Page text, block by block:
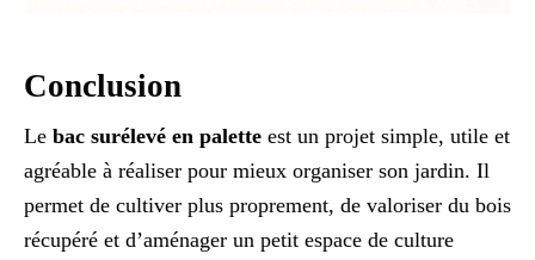
Conclusion
Le bac surélevé en palette est un projet simple, utile et
agréable à réaliser pour mieux organiser son jardin. Il
permet de cultiver plus proprement, de valoriser du bois
récupéré et d’aménager un petit espace de culture